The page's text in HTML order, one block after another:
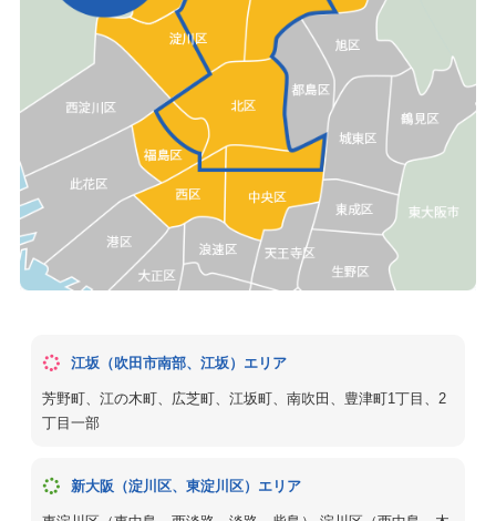
江坂（吹田市南部、江坂）エリア
芳野町、江の木町、広芝町、江坂町、南吹田、豊津町1丁目、2
丁目一部
新大阪（淀川区、東淀川区）エリア